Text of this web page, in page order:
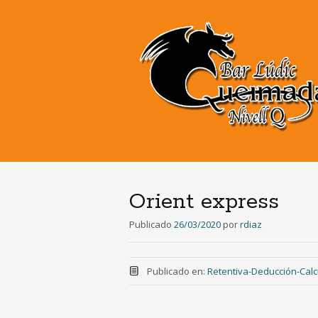
Orient express
Publicado 26/03/2020 porrdiaz
Publicado en: Retentiva-Deducción-